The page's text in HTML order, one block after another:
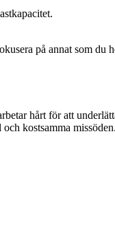
på annat som du
hårt för att
kostsamma missöden.